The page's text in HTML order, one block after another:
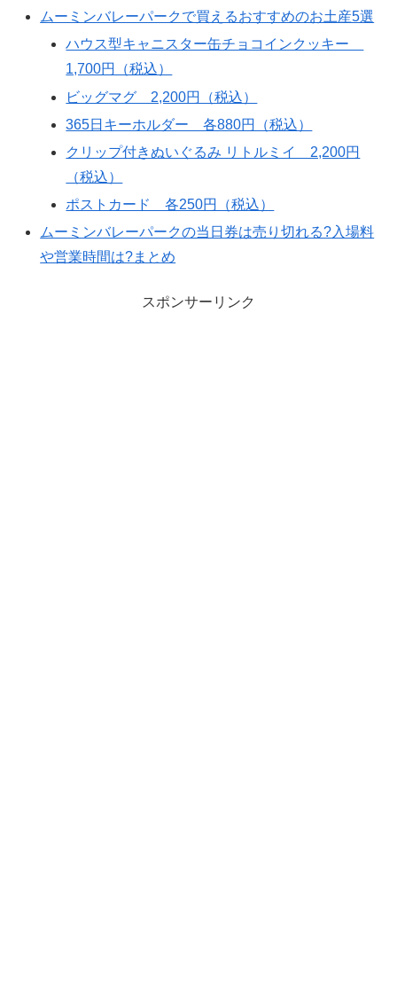
ムーミンバレーパークで買えるおすすめのお土産5選
ハウス型キャニスター缶チョコインクッキー
1,700円（税込）
ビッグマグ 2,200円（税込）
365日キーホルダー 各880円（税込）
クリップ付きぬいぐるみ リトルミイ 2,200円
（税込）
ポストカード 各250円（税込）
ムーミンバレーパークの当日券は売り切れる?入場料
や営業時間は?まとめ
スポンサーリンク